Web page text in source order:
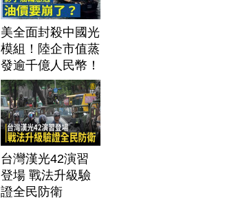
美全面封殺中國光
模組！陸企市值蒸
發逾千億人民幣！
AI資料中心供應鏈
洗牌？台灣喜迎轉
單！成關鍵樞紐？
｜#財經新聞
│20260805 (三)
台灣漢光42演習
登場 戰法升級驗
證全民防衛